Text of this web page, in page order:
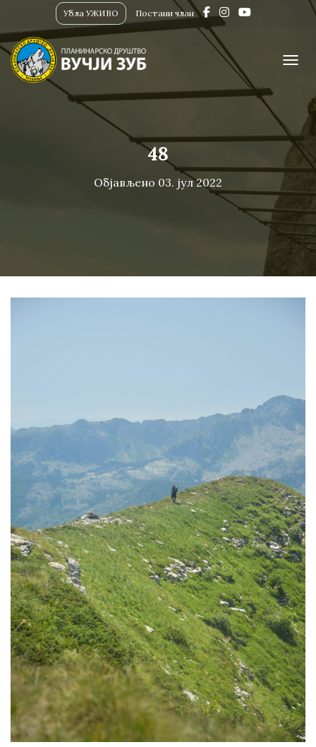
Убла УЖИВО Постани члан
48
Објављено 03. јул 2022